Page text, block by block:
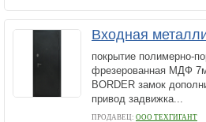
Входная
покрытие полимерно-
фрезерованная МДФ
BORDER замок
привод задвижка...
ПРОДАВЕЦ: ООО ТЕХГИГАНТ